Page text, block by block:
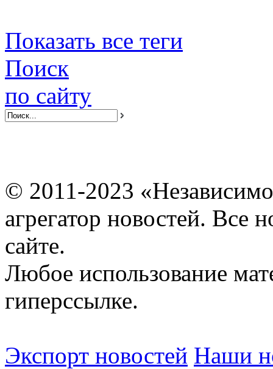
Показать все теги
Поиск
по сайту
© 2011-2023
агрегатор новостей. Все
сайте.
Любое использование
гиперссылке.
Экспорт новостей Наши